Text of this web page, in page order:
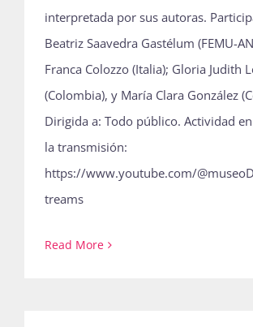
Recursos
Súmate
Publicaciones
Bienvenida generación
interpretada por sus autoras.
Beatriz Saavedra Gastélum (FEMU-
Franca Colozzo (Italia); Gloria Judith
(Colombia), y María Clara González
Dirigida a: Todo público. Actividad
la transmisión:
https://www.youtube.com/
treams
Read More